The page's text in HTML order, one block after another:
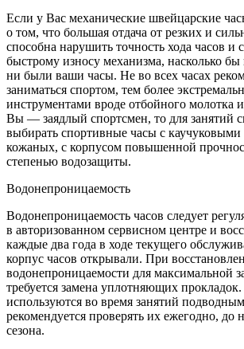
Если у Вас механические швейцарские
о том, что большая отдача от резких и
способна нарушить точность хода часов и
быстрому износу механизма, насколько
ни были ваши часы. Не во всех часах
заниматься спортом, тем более
инструментами вроде отбойного молотка
Вы — заядлый спортсмен, то для занятий
выбирать спортивные часы с
кожаных, с корпусом повышенной
степенью водозащиты.
Водонепроницаемость
Водонепроницаемость часов следует
в авторизованном сервисном центре и
каждые два года в ходе текущего
корпус часов открывали. При
водонепроницаемости для максимальной
требуется замена уплотняющих
используются во время занятий
рекомендуется проверять их ежегодно, до
сезона.